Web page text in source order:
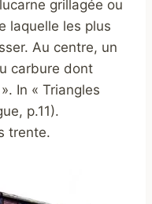
grillagée ou
laquelle les plus
Au centre, un
carbure dont
In « Triangles
p.11).
trente.